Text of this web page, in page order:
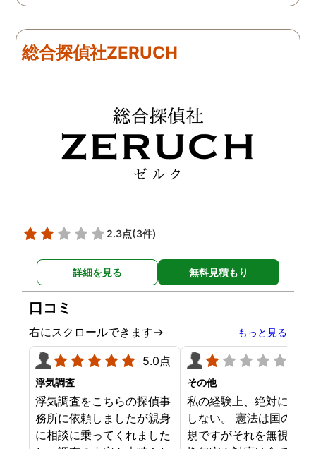
ッキリしました。裁判では
士と一緒に戦っていこうと
思います。探偵に支払った
れからもサポートしていき
ますから。」と言う探偵か
らの言葉には本当に励まさ
れました。これからも弁護
士同様にサポートをお願い
った。痴呆症が進み被害
だ。普段は普通なのに夜
総合探偵社ZERUCH
2.3点(3件)
詳細を見る 無料見積もり
口コミ
右にスクロールできます→ もっと見る
5.0点
浮気調査
浮気調査をこちらの探偵事
務所に依頼しましたが親身
に相談に乗ってくれました
その他
私の経験上、絶対にお勧
しない。 憲法は国の最
規ですがそれを無視した